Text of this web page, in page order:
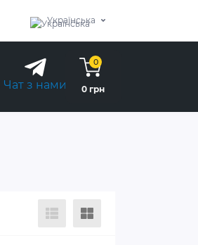
Українська
Чат з нами
0
0 грн